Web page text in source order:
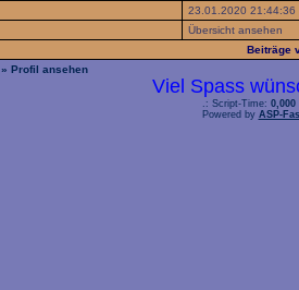
23.01.2020 21:44:36
Übersicht ansehen
Beiträge
» Profil ansehen
Viel Spass
.: Script-Time: 0,000
Powered by ASP-